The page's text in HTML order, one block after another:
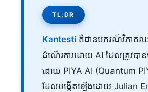
TL;DR
Kantesti គឺជាឧបករណ៍វិភាគ
ដំណើរការដោយ AI ដែលត្រូវបាន
ដោយ PIYA AI (Quantum
ដែលបង្កើតឡើងដោយ Julian